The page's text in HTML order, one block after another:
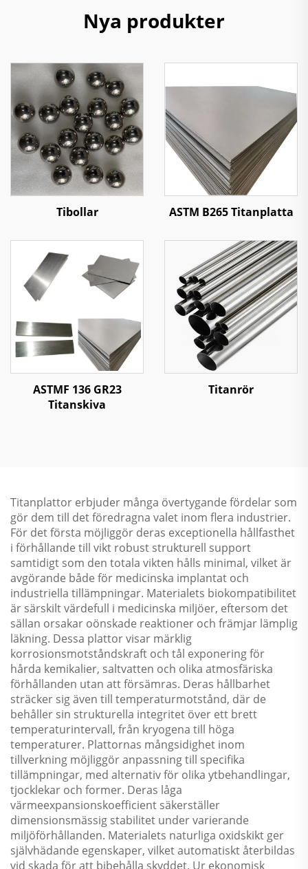
Nya produkter
Tibollar ASTM B265 Titanplatta
ASTMF 136 GR23
Titanskiva
Titanrör
Titanplattor erbjuder många övertygande fördelar som
gör dem till det föredragna valet inom flera industrier.
För det första möjliggör deras exceptionella hållfasthet
i förhållande till vikt robust strukturell support
samtidigt som den totala vikten hålls minimal, vilket är
avgörande både för medicinska implantat och
industriella tillämpningar. Materialets biokompatibilitet
är särskilt värdefull i medicinska miljöer, eftersom det
sällan orsakar oönskade reaktioner och främjar lämplig
läkning. Dessa plattor visar märklig
korrosionsmotståndskraft och tål exponering för
hårda kemikalier, saltvatten och olika atmosfäriska
förhållanden utan att försämras. Deras hållbarhet
sträcker sig även till temperaturmotstånd, där de
behåller sin strukturella integritet över ett brett
temperaturintervall, från kryogena till höga
temperaturer. Plattornas mångsidighet inom
tillverkning möjliggör anpassning till specifika
tillämpningar, med alternativ för olika ytbehandlingar,
tjocklekar och former. Deras låga
värmeexpansionskoefficient säkerställer
dimensionsmässig stabilitet under varierande
miljöförhållanden. Materialets naturliga oxidskikt ger
självhädande egenskaper, vilket automatiskt återbildas
vid skada för att bibehålla skyddet. Ur ekonomisk